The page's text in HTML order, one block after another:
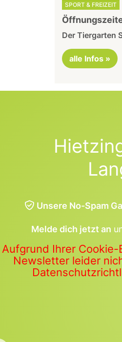
SPORT & FREIZEIT
Der Tiergarten
alle Infos »
Unsere No-Spam
Melde dich jetzt an
Aufgrund Ihrer
Newsletter leider